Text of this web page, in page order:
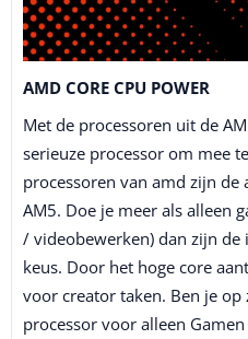
AMD CORE CPU POWER
Met de processoren uit de
serieuze processor om mee
processoren van amd zijn
AM5. Doe je meer als alleen
/ videobewerken) dan zijn de
keus. Door het hoge core
voor creator taken. Ben je op
processor voor alleen